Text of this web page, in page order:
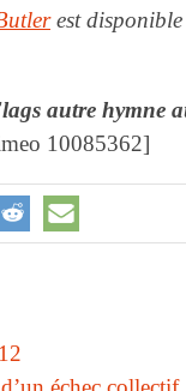
est disponible
autre hymne
10085362]